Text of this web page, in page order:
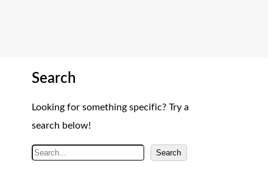
Search
Looking for something specific? Try a
search below!
A
Search